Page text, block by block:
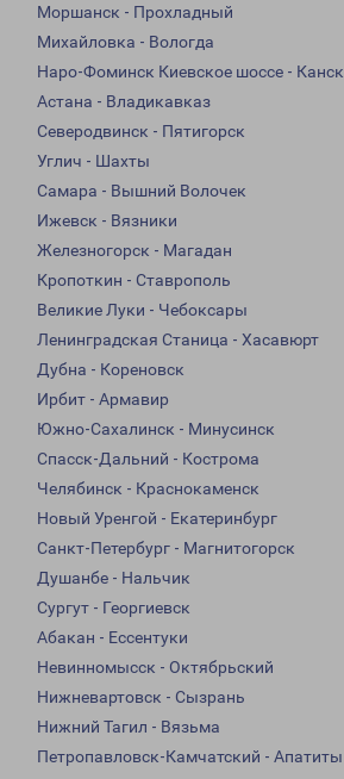
Моршанск - Прохладный
Михайловка - Вологда
Наро-Фоминск Киевское шоссе - Канск
Астана - Владикавказ
Северодвинск - Пятигорск
Углич - Шахты
Самара - Вышний Волочек
Ижевск - Вязники
Железногорск - Магадан
Кропоткин - Ставрополь
Великие Луки - Чебоксары
Ленинградская Станица - Хасавюрт
Дубна - Кореновск
Ирбит - Армавир
Южно-Сахалинск - Минусинск
Спасск-Дальний - Кострома
Челябинск - Краснокаменск
Новый Уренгой - Екатеринбург
Санкт-Петербург - Магнитогорск
Душанбе - Нальчик
Сургут - Георгиевск
Абакан - Ессентуки
Невинномысск - Октябрьский
Нижневартовск - Сызрань
Нижний Тагил - Вязьма
Петропавловск-Камчатский - Апатиты